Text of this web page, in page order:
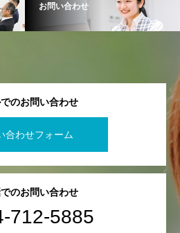
お問い合わせ
のお問い合わせ
合わせフォーム
のお問い合わせ
712-5885